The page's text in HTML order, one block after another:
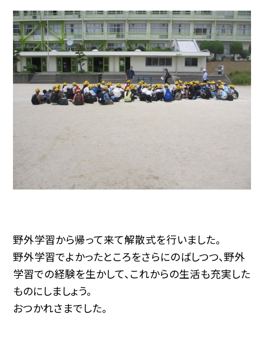
野外学習から帰って来て解散式を行いました。
野外学習でよかったところをさらにのばしつつ、野外
学習での経験を生かして、これからの生活も充実した
ものにしましょう。
おつかれさまでした。